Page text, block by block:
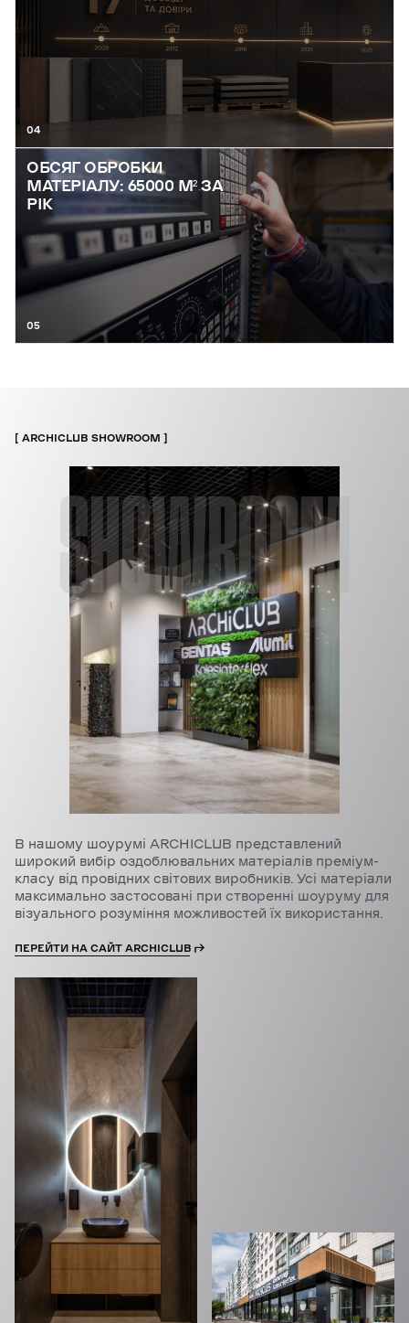
04
ОБСЯГ ОБРОБКИ
МАТЕРІАЛУ: 65000 М² ЗА
РІК
05
SHOWROOM
ARCHICLUB SHOWROOM
В нашому шоурумі ARCHICLUB представлений
широкий вибір оздоблювальних матеріалів преміум-
класу від провідних світових виробників. Усі матеріали
максимально застосовані при створенні шоуруму для
візуального розуміння можливостей їх використання.
ПЕРЕЙТИ НА САЙТ ARCHICLUB